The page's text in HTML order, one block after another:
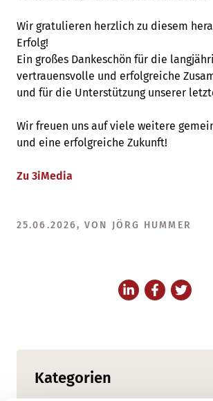
Wir gratulieren herzlich zu diesem
Erfolg!
Ein großes Dankeschön für die
vertrauensvolle und erfolgreiche
und für die Unterstützung unserer
Wir freuen uns auf viele weitere
und eine erfolgreiche Zukunft!
Zu 3iMedia
25.06.2026, VON JÖRG HUMMER
Kategorien